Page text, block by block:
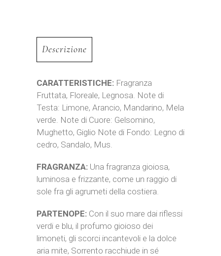
Descrizione
CARATTERISTICHE: Fragranza
Fruttata, Floreale, Legnosa. Note di
Testa: Limone, Arancio, Mandarino, Mela
verde. Note di Cuore: Gelsomino,
Mughetto, Giglio Note di Fondo: Legno di
cedro, Sandalo, Mus.
FRAGRANZA: Una fragranza gioiosa,
luminosa e frizzante, come un raggio di
sole fra gli agrumeti della costiera.
PARTENOPE: Con il suo mare dai riflessi
verdi e blu, il profumo gioioso dei
limoneti, gli scorci incantevoli e la dolce
aria mite, Sorrento racchiude in sé